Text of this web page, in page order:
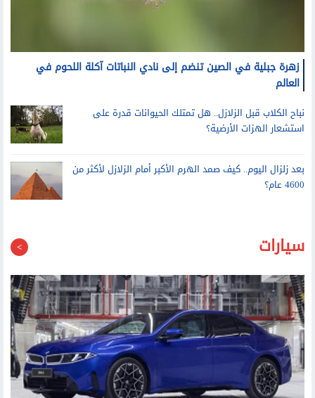
زهرة جبلية في الصين تنضم إلى نادي النباتات آكلة اللحوم في
العالم
نباح الكلاب قبل الزلازل.. هل تمتلك الحيوانات قدرة على
استشعار الهزات الأرضية؟
4600 عام؟